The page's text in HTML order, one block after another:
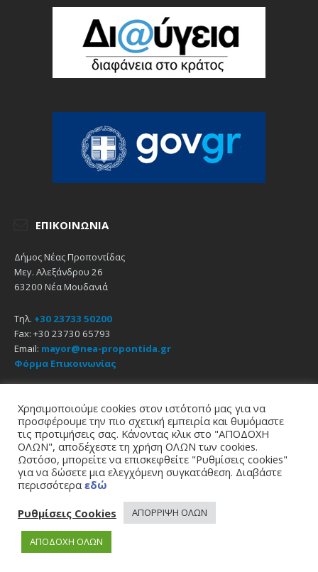
ΕΠΙΚΟΙΝΩΝΊΑ
Δήμος Νέας Προποντίδας
Μεγ. Αλεξάνδρου 26
63200 Νέα Μουδανιά
Τηλ. +30 23733 50200
Fax: +30 23730 65793
Email: mayor@nea-propontida.gr
Φόρμα Επικοινωνίας
EmailFacebookYouTube
Αρχική Πολιτική Απορρήτου Πολιτική Cookies
© 2021
Χρησιμοποιούμε cookies στον ιστότοπό μας για να
προσφέρουμε την πιο σχετική εμπειρία και θυμόμαστε
τις προτιμήσεις σας. Κάνοντας κλικ στο "ΑΠΟΔΟΧΗ
ΟΛΩΝ", αποδέχεστε τη χρήση ΟΛΩΝ των cookies.
Ωστόσο, μπορείτε να επισκεφθείτε "Ρυθμίσεις cookies"
για να δώσετε μια ελεγχόμενη συγκατάθεση. Διαβάστε
περισσότερα εδώ
Ρυθμίσεις Cookies
ΑΠΟΡΡΙΨΗ ΟΛΩΝ
ΑΠΟΔΟΧΗ ΟΛΩΝ